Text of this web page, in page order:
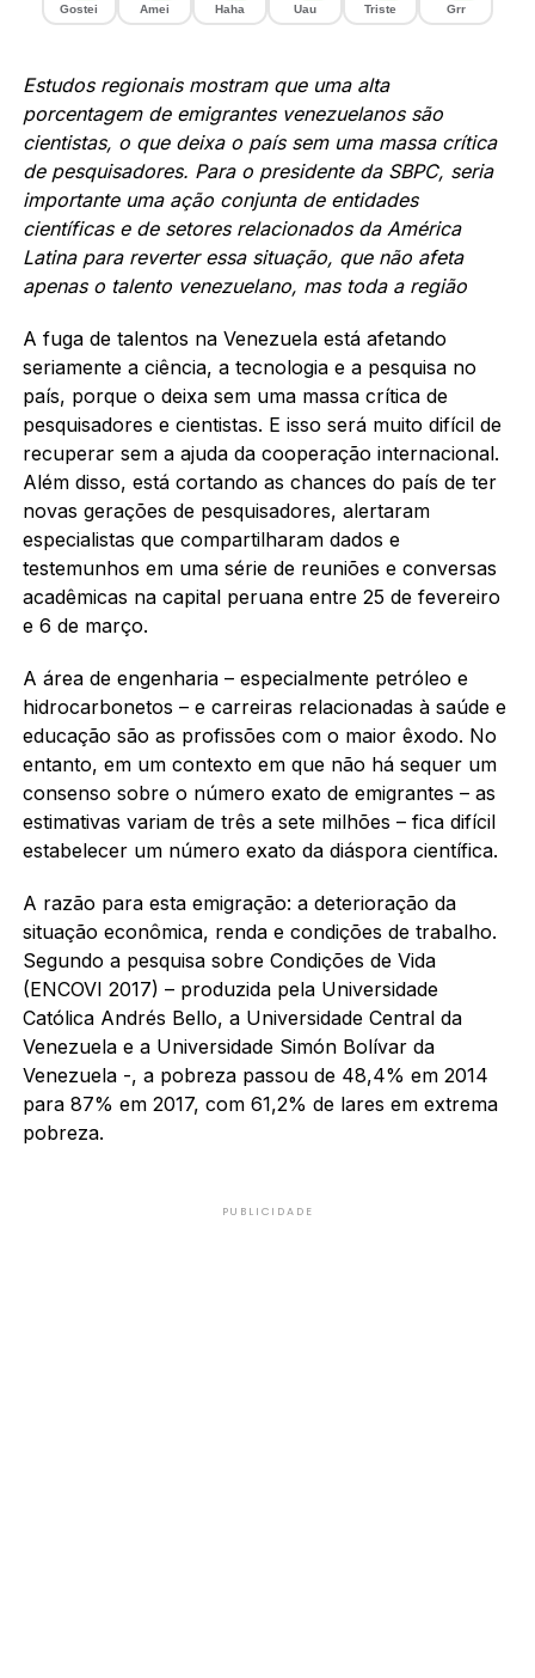
Gostei Amei Haha Uau Triste Grr
Estudos regionais mostram que uma alta
porcentagem de emigrantes venezuelanos são
cientistas, o que deixa o país sem uma massa crítica
de pesquisadores. Para o presidente da SBPC, seria
importante uma ação conjunta de entidades
científicas e de setores relacionados da América
Latina para reverter essa situação, que não afeta
apenas o talento venezuelano, mas toda a região
A fuga de talentos na Venezuela está afetando
seriamente a ciência, a tecnologia e a pesquisa no
país, porque o deixa sem uma massa crítica de
pesquisadores e cientistas. E isso será muito difícil de
recuperar sem a ajuda da cooperação internacional.
Além disso, está cortando as chances do país de ter
novas gerações de pesquisadores, alertaram
especialistas que compartilharam dados e
testemunhos em uma série de reuniões e conversas
acadêmicas na capital peruana entre 25 de fevereiro
e 6 de março.
A área de engenharia – especialmente petróleo e
hidrocarbonetos – e carreiras relacionadas à saúde e
educação são as profissões com o maior êxodo. No
entanto, em um contexto em que não há sequer um
consenso sobre o número exato de emigrantes – as
estimativas variam de três a sete milhões – fica difícil
estabelecer um número exato da diáspora científica.
A razão para esta emigração: a deterioração da
situação econômica, renda e condições de trabalho.
Segundo a pesquisa sobre Condições de Vida
(ENCOVI 2017) – produzida pela Universidade
Católica Andrés Bello, a Universidade Central da
Venezuela e a Universidade Simón Bolívar da
Venezuela -, a pobreza passou de 48,4% em 2014
para 87% em 2017, com 61,2% de lares em extrema
pobreza.
PUBLICIDADE